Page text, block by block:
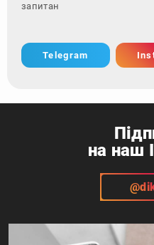
запитання - зверні
Telegram
на наш